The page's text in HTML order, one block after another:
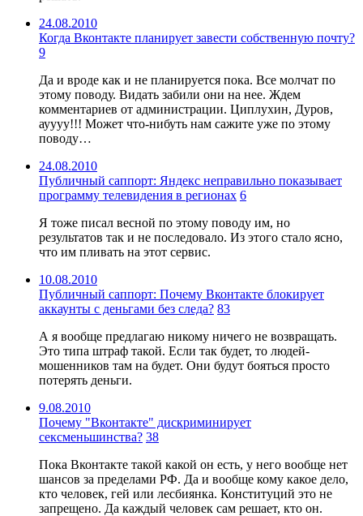
24.08.2010
Когда Вконтакте планирует завести собственную почту?
9
Да и вроде как и не планируется пока. Все молчат по
этому поводу. Видать забили они на нее. Ждем
комментариев от администрации. Циплухин, Дуров,
ауууу!!! Может что-нибуть нам сажите уже по этому
поводу…
24.08.2010
Публичный саппорт: Яндекс неправильно показывает
программу телевидения в регионах 6
Я тоже писал весной по этому поводу им, но
результатов так и не последовало. Из этого стало ясно,
что им пливать на этот сервис.
10.08.2010
Публичный саппорт: Почему Вконтакте блокирует
аккаунты с деньгами без следа? 83
А я вообще предлагаю никому ничего не возвращать.
Это типа штраф такой. Если так будет, то людей-
мошенников там на будет. Они будут бояться просто
потерять деньги.
9.08.2010
Почему "Вконтакте" дискриминирует
сексменьшинства? 38
Пока Вконтакте такой какой он есть, у него вообще нет
шансов за пределами РФ. Да и вообще кому какое дело,
кто человек, гей или лесбиянка. Конституций это не
запрещено. Да каждый человек сам решает, кто он.